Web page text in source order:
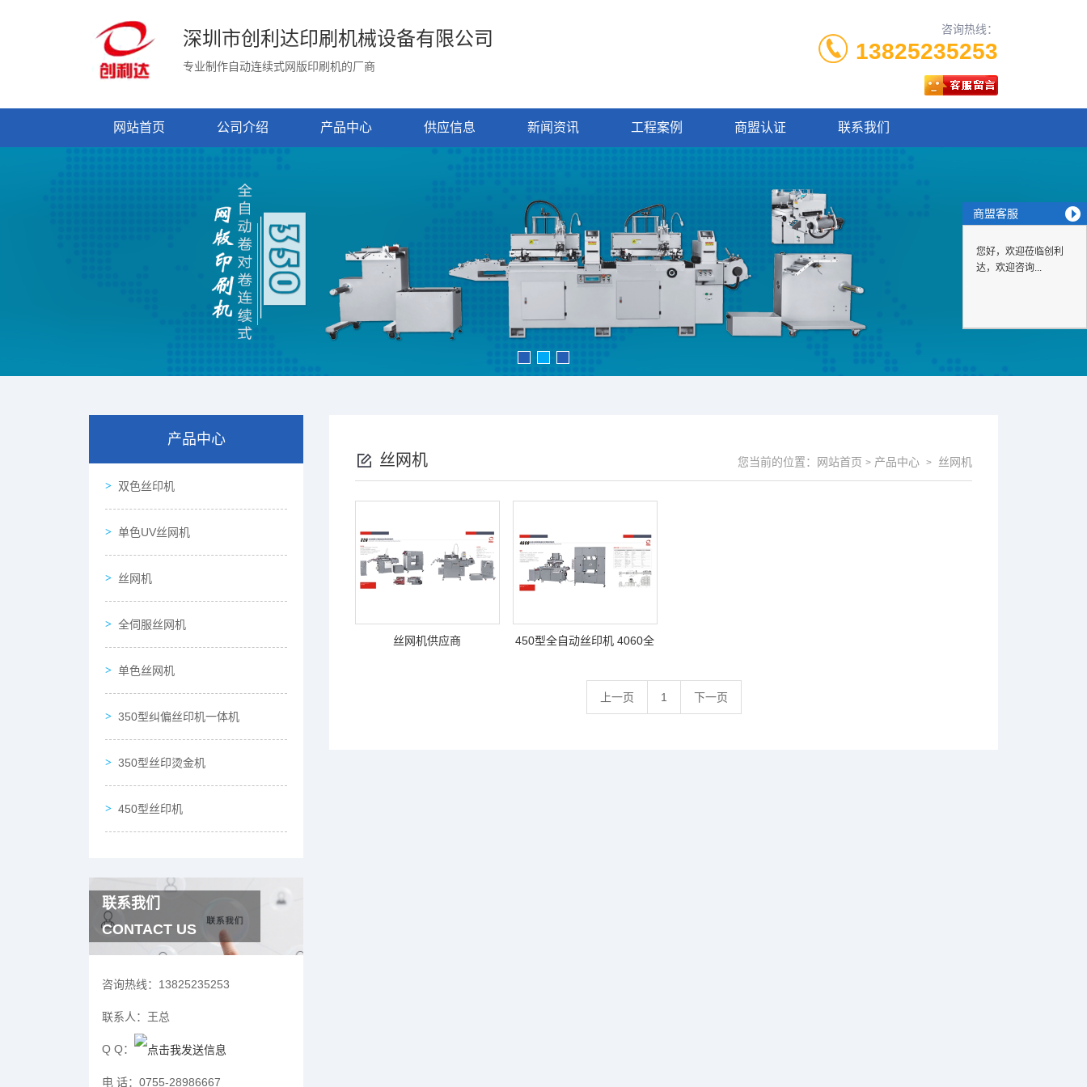
深圳市创利达印刷机械设备有限公司
专业制作自动连续式网版印刷机的厂商
咨询热线：
13825235253
网站首页 公司介绍 产品中心 供应信息 新闻资讯 工程案例 商盟认证 联系我们
产品中心
双色丝印机
单色UV丝网机
丝网机
全伺服丝网机
单色丝网机
350型纠偏丝印机一体机
350型丝印烫金机
450型丝印机
联系我们
CONTACT US
咨询热线： 13825235253
联系人： 王总
Q Q：
电 话： 0755-28986667
丝网机 您当前的位置： 网站首页 > 产品中心 > 丝网机
丝网机供应商 450型全自动丝印机 4060全
上一页
1 下一页
商盟客服
您好，欢迎莅临创利
达，欢迎咨询...